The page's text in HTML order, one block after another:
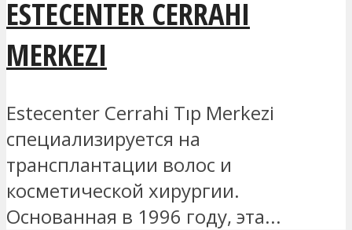
ESTECENTER CERRAHI
MERKEZI
Estecenter Cerrahi Tıp Merkezi
специализируется на
трансплантации волос и
косметической хирургии.
Основанная в 1996 году, эта...